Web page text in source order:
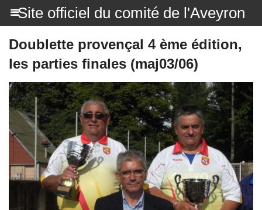
Site officiel du comité de l'Aveyron
Doublette provençal 4 ème édition,
les parties finales (maj03/06)